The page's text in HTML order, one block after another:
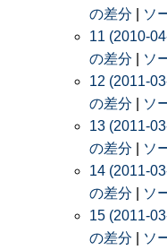
の差分
ソ
11 (2010-
の差分
ソ
12 (2011-
の差分
ソ
13 (2011-
の差分
ソ
14 (2011-
の差分
ソ
15 (2011-
の差分
ソ